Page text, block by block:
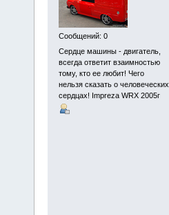
Сообщений: 0
Сердце машины - двигатель,
всегда ответит взаимностью
тому, кто ее любит! Чего
нельзя сказать о человеческих
сердцах! Impreza WRX 2005г